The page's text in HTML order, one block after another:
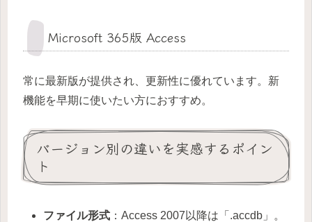
Microsoft 365版 Access
常に最新版が提供され、更新性に優れています。新
機能を早期に使いたい方におすすめ。
バージョン別の違いを実感するポイン
ト
ファイル形式 ：Access 2007以降は「.accdb」。